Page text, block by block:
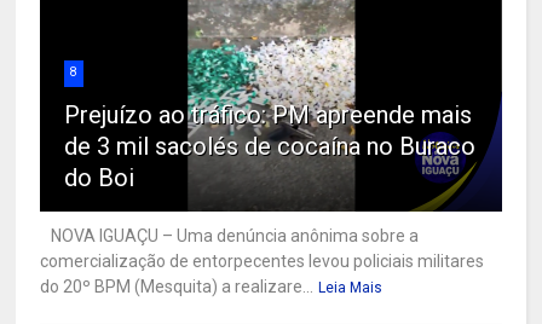
8
Prejuízo ao tráfico: PM apreende mais
de 3 mil sacolés de cocaína no Buraco
do Boi
NOVA IGUAÇU – Uma denúncia anônima sobre a
comercialização de entorpecentes levou policiais militares
do 20º BPM (Mesquita) a realizare... Leia Mais